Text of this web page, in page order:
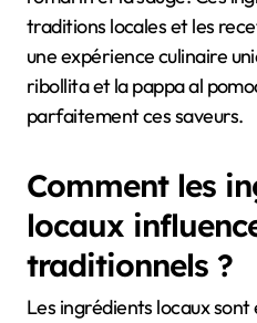
traditions locales et les
une expérience culinaire
ribollita et la pappa al
parfaitement ces saveurs.
Comment les
locaux
traditionnels ?
Les ingrédients locaux